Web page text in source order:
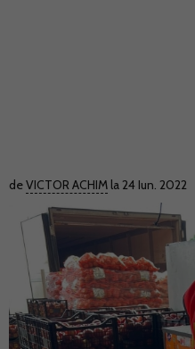
deVICTOR ACHIM la 24 Iun. 2022